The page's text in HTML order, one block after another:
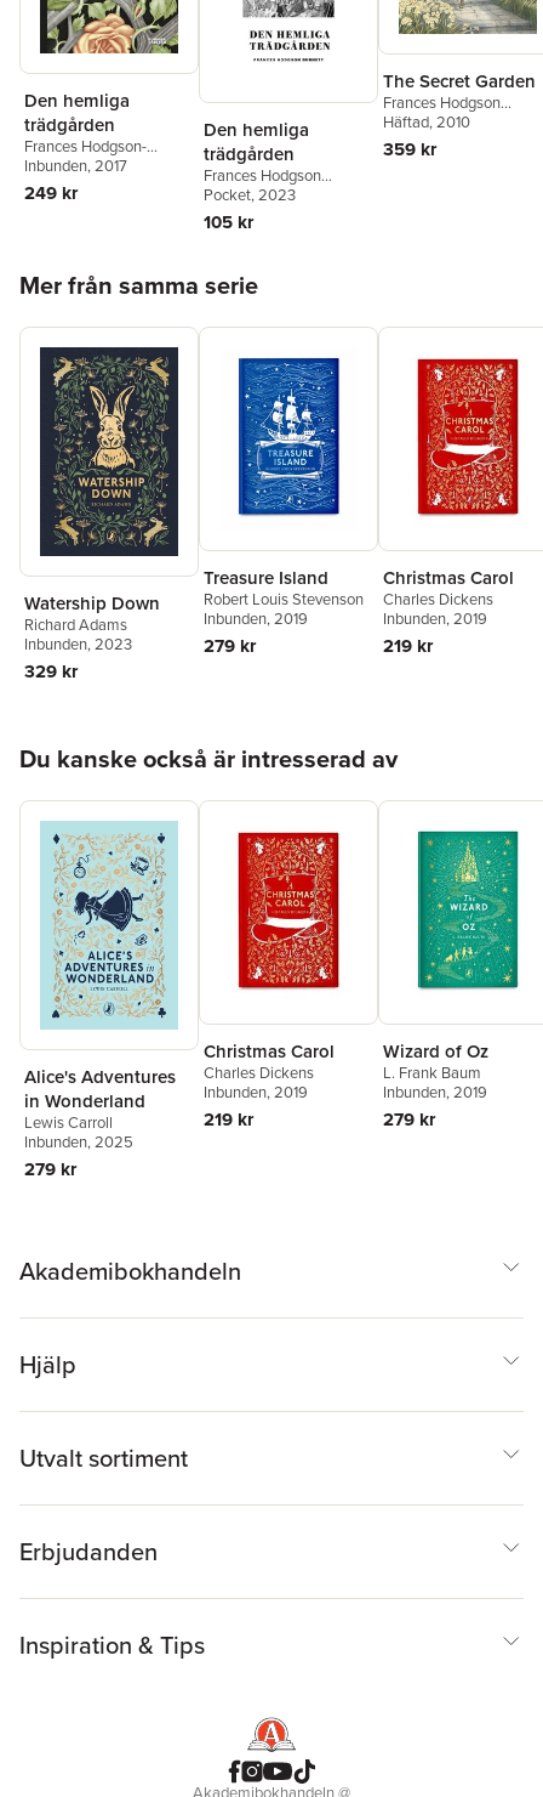
Den hemliga
trädgården
Frances Hodgson-
Burnett
Inbunden, 2017
249 kr
Den hemliga
trädgården
Frances Hodgson
Burnett
Pocket, 2023
105 kr
The Secret Garden
Frances Hodgson
Burnett
Häftad, 2010
359 kr
Mer från samma serie
Watership Down
Richard Adams
Inbunden, 2023
329 kr
Treasure Island
Robert Louis Stevenson
Inbunden, 2019
279 kr
Christmas Carol
Charles Dickens
Inbunden, 2019
219 kr
Du kanske också är intresserad av
Alice's Adventures
in Wonderland
Lewis Carroll
Inbunden, 2025
279 kr
Christmas Carol
Charles Dickens
Inbunden, 2019
219 kr
Wizard of Oz
L. Frank Baum
Inbunden, 2019
279 kr
Akademibokhandeln
Hjälp
Utvalt sortiment
Erbjudanden
Inspiration & Tips